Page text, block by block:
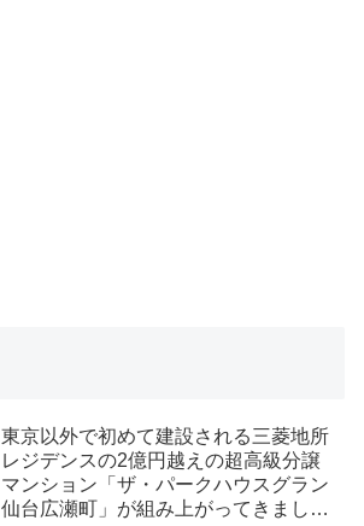
東京以外で初めて建設される三菱地所
レジデンスの2億円越えの超高級分譲
マンション「ザ・パークハウスグラン
仙台広瀬町」が組み上がってきまし